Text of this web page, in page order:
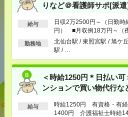
りなど＠看護師サポ[派
給与
日収2万2500円～（日勤時
円） ■月収例18万円～（
勤務の場合）
勤務地
北仙台駅 / 東照宮駅 / 旭ケ
駅 / …
＜時給1250円＊日払い
ンションで買い物代行な
給与
時給1250円 有資格・有
1400円 介護福祉士時給
シェア ツイート
あなたの閲覧履歴からの
おすすめ
【日収2.2万円～×週2日～】病
看護師サポ[派遣]